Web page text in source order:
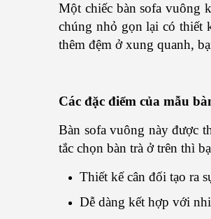
Một chiếc bàn sofa vuông
chúng nhỏ gọn lại có thiết
thêm đệm ở xung quanh,
Các đặc điểm của mẫu
Bàn sofa vuông này được
tắc chọn bàn trà ở trên thì
Thiết kế cân đối tạo ra
Dễ dàng kết hợp với